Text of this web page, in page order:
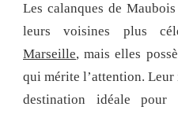
Les calanques de
leurs voisines plus
Marseille, mais elles
qui mérite l’attention.
destination idéale